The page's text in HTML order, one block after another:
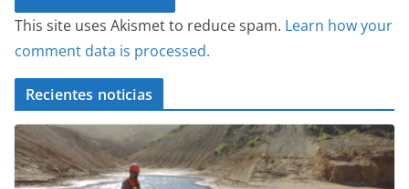
This site uses Akismet to reduce spam. Learn how your
comment data is processed.
Recientes noticias